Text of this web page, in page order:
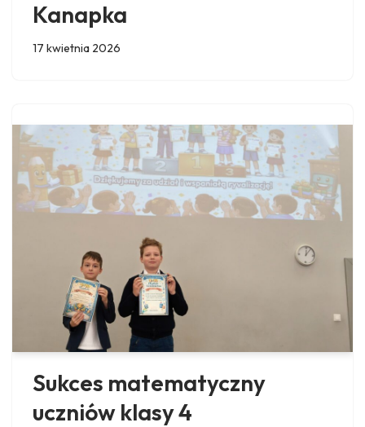
Kanapka
17 kwietnia 2026
Sukces matematyczny
uczniów klasy 4